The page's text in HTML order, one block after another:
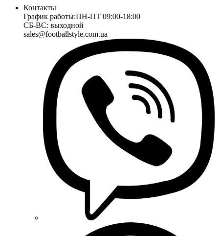
Контакты
График работы:ПН-ПТ 09:00-18:00
СБ-ВС: выходной
sales@footballstyle.com.ua